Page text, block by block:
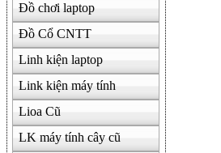
Đồ chơi laptop
Đồ Cổ CNTT
Linh kiện laptop
Link kiện máy tính
Lioa Cũ
LK máy tính cây cũ